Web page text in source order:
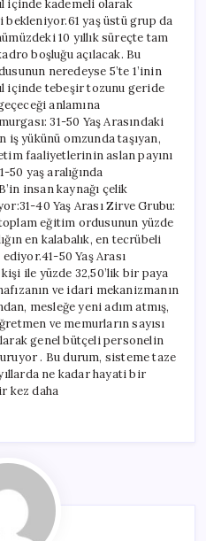
içinde kademeli olarak
yaş üstü grup da
10 yıllık süreçte tam
boşluğu açılacak. Bu
neredeyse 5’te 1’inin
içinde tebeşir tozunu geride
anlamına
31-50 Yaş Arasındaki
iş yükünü omzunda taşıyan,
faaliyetlerinin aslan payını
yaş aralığında
insan kaynağı çelik
40 Yaş Arası Zirve Grubu:
eğitim ordusunun yüzde
en kalabalık, en tecrübeli
50 Yaş Arası
ile yüzde 32,50’lik bir paya
ve idari mekanizmanın
mesleğe yeni adım atmış,
ve memurların sayısı
genel bütçeli personelin
. Bu durum, sisteme taze
ne kadar hayati bir
kez daha